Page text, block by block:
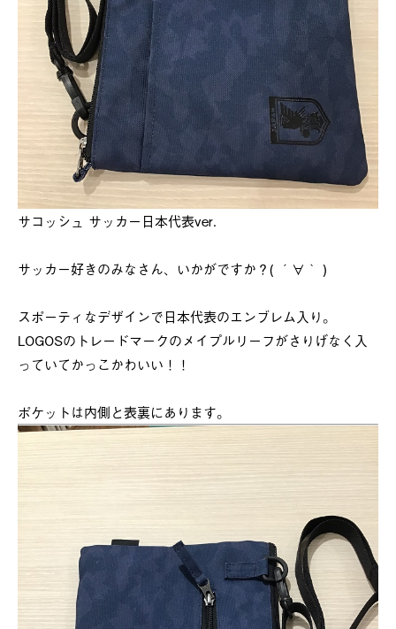
サコッシュ サッカー日本代表ver.
サッカー好きのみなさん、いかがですか？( ´∀｀ )
スポーティなデザインで日本代表のエンブレム入り。
LOGOSのトレードマークのメイプルリーフがさりげなく入
っていてかっこかわいい！！
ポケットは内側と表裏にあります。